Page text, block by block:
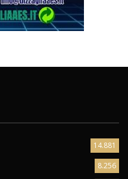
14.881
8.256